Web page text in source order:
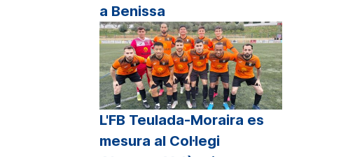
a Benissa
L'FB Teulada-Moraira es
mesura al Col·legi